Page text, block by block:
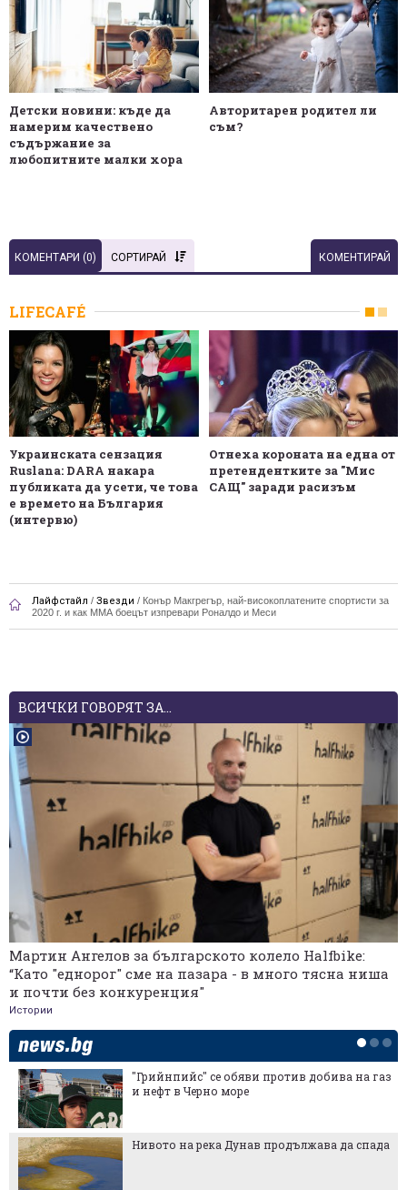
Детски новини: къде да
намерим качествено
съдържание за
любопитните малки хора
Авторитарен родител ли
съм?
КОМЕНТАРИ (0) СОРТИРАЙ КОМЕНТИРАЙ
LIFECAFÉ
Украинската сензация
Ruslana: DARA накара
публиката да усети, че това
е времето на България
(интервю)
Отнеха короната на една от
претендентките за "Мис
САЩ" заради расизъм
Лайфстайл / Звезди / Конър Макгрегър, най-високоплатените спортисти за
2020 г. и как ММА боецът изпревари Роналдо и Меси
ВСИЧКИ ГОВОРЯТ ЗА...
Мартин Ангелов за българското колело Halfbike:
“Като "еднорог" сме на пазара - в много тясна ниша
и почти без конкуренция"
Истории
"Грийнпийс" се обяви против добива на газ
и нефт в Черно море
Нивото на река Дунав продължава да спада